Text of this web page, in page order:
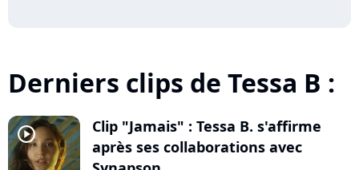
Derniers clips de Tessa B :
player2
Clip "Jamais" : Tessa B. s'affirme
après ses collaborations avec